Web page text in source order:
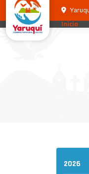
Inicio
2026